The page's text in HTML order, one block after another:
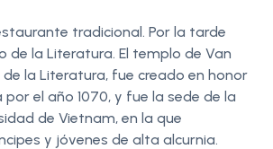
tradicional. Por la tarde
de la Literatura. El templo de Van
la Literatura, fue creado en honor
por el año 1070, y fue la sede de la
de Vietnam, en la que
y jóvenes de alta alcurnia.